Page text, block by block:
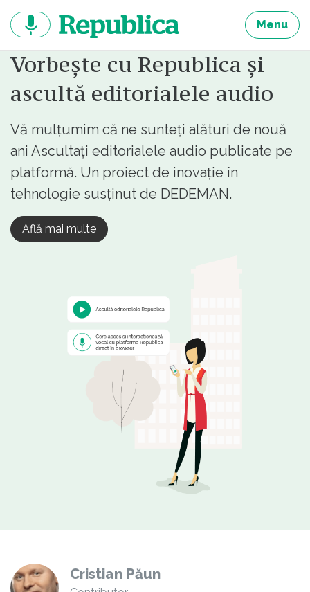
continut
Menu
Vorbește cu Republica și
ascultă editorialele audio
Vă mulțumim că ne sunteți alături de nouă
ani Ascultați editorialele audio publicate pe
platformă. Un proiect de inovație în
tehnologie susținut de DEDEMAN.
Află mai multe
Cristian Păun